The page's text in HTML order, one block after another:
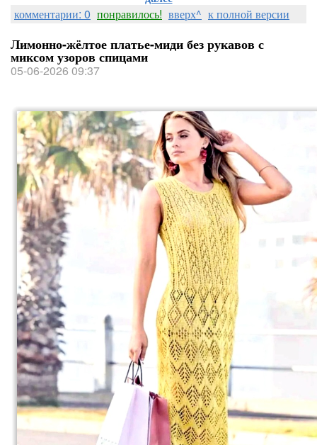
комментарии: 0 понравилось! вверх^ к полной версии
Лимонно-жёлтое платье-миди без рукавов с
миксом узоров спицами
05-06-2026 09:37